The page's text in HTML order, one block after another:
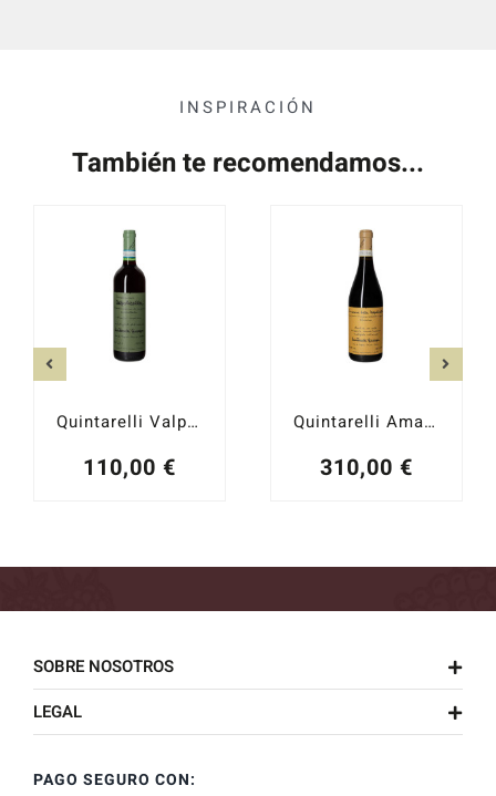
INSPIRACIÓN
También te recomendamos...
Quintarelli Valpolicella Classico Superiore 2016
110,00 €
Quintarelli Amarone della Valpolicella 2017
310,00 €
SOBRE NOSOTROS
LEGAL
PAGO SEGURO CON: